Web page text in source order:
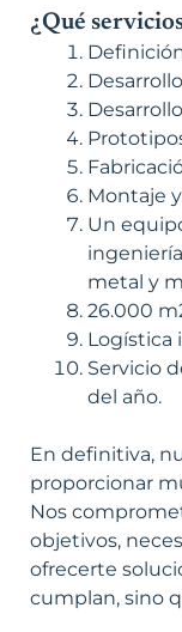
¿Qué
Montaje
Un
metal y
26.000
Logística
Servicio
del año.
En definitiva,
proporcionar
Nos
objetivos,
ofrecerte
cumplan, sino